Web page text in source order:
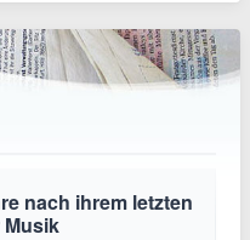
nach ihrem letzten